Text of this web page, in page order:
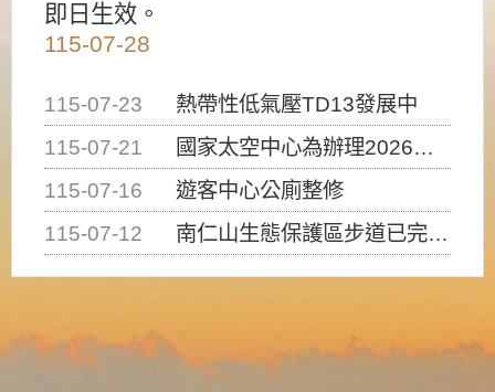
即日生效。
115-07-28
115-07-23
熱帶性低氣壓TD13發展中
115-07-21
國家太空中心為辦理2026台灣盃火箭競賽，陸、海、空域警戒及協調相關事宜，因颱風備案事宜
115-07-16
遊客中心公廁整修
115-07-12
南仁山生態保護區步道已完成修復，自115年7月13日（星期一）起恢復開放入園，歡迎民眾依規定申請入園....